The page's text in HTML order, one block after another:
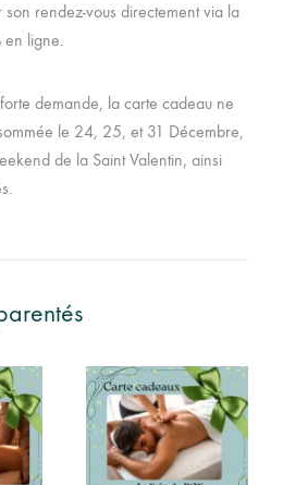
son rendez-vous directement via la
en ligne.
demande, la carte cadeau ne
le 24, 25, et 31 Décembre,
de la Saint Valentin, ainsi